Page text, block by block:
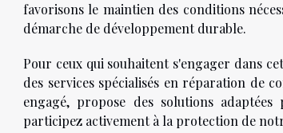
favorisons le maintien des conditions
démarche de développement durable.
Pour ceux qui souhaitent s'engager dans
des services spécialisés en réparation de
engagé, propose des solutions
participez activement à la protection de